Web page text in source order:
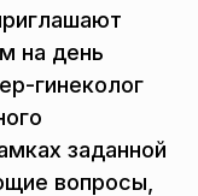
на день
гинеколог
заданной
вопросы,